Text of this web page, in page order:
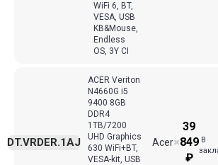
WiFi 6, BT,
VESA, USB
KB&Mouse,
Endless
OS, 3Y CI
ACER Veriton
N4660G i5
9400 8GB
DDR4
1TB/7200
UHD Graphics
630 WiFi+BT,
VESA-kit, USB
Acer
DT.VRDER.1AJ ✖
39
849
₽
В